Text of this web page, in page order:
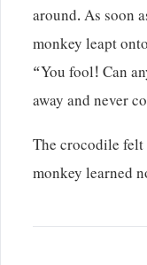
around. As soon
monkey leapt
“You fool! Can
away and never
The crocodile felt
monkey learned